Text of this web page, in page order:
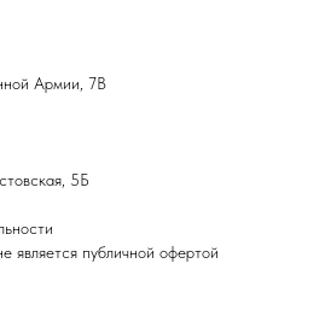
Армии, 7В
5Б
является публичной офертой